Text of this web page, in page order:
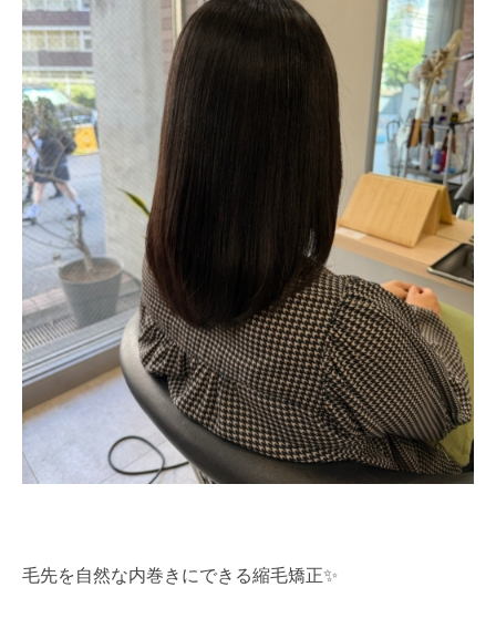
毛先を自然な内巻きにできる縮毛矯正✨